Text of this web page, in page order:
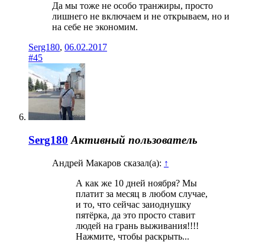
Да мы тоже не особо транжиры, просто
лишнего не включаем и не открываем, но и
на себе не экономим.
Serg180, 06.02.2017
#45
Serg180 Активный пользователь
Андрей Макаров сказал(а): ↑
А как же 10 дней ноября? Мы
платит за месяц в любом случае,
и то, что сейчас заиоднушку
пятёрка, да это просто ставит
людей на грань выживания!!!!
Нажмите, чтобы раскрыть...